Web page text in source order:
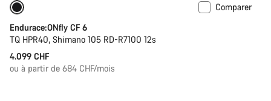
Comparer
Endurace:ONfly CF 6
TQ HPR40, Shimano 105 RD-R7100 12s
4.099 CHF
ou à partir de 684 CHF/mois